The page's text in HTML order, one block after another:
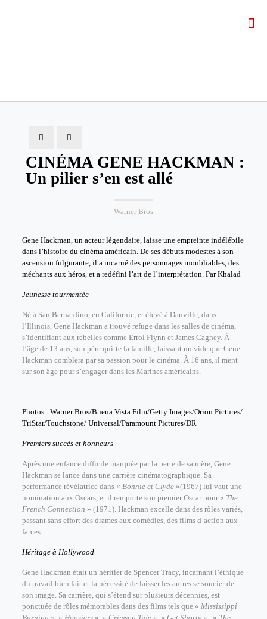
CINÉMA GENE HACKMAN :
Un pilier s’en est allé
Warner Bros
Gene Hackman, un acteur légendaire, laisse une empreinte indélébile
dans l’histoire du cinéma américain. De ses débuts modestes à son
ascension fulgurante, il a incarné des personnages inoubliables, des
méchants aux héros, et a redéfini l’art de l’interprétation. Par Khalad
Jeunesse tourmentée
Né à San Bernardino, en Californie, et élevé à Danville, dans
l’Illinois, Gene Hackman a trouvé refuge dans les salles de cinéma,
s’identifiant aux rebelles comme Errol Flynn et James Cagney. À
l’âge de 13 ans, son père quitte la famille, laissant un vide que Gene
Hackman comblera par sa passion pour le cinéma. À 16 ans, il ment
sur son âge pour s’engager dans les Marines américains.
Photos : Warner Bros/Buena Vista Film/Getty Images/Orion Pictures/
TriStar/Touchstone/ Universal/Paramount Pictures/DR
Premiers succès et honneurs
Après une enfance difficile marquée par la perte de sa mère, Gene
Hackman se lance dans une carrière cinématographique. Sa
performance révélatrice dans « Bonnie et Clyde »(1967) lui vaut une
nomination aux Oscars, et il remporte son premier Oscar pour « The
French Connection » (1971). Hackman excelle dans des rôles variés,
passant sans effort des drames aux comédies, des films d’action aux
farces.
Héritage à Hollywood
Gene Hackman était un héritier de Spencer Tracy, incarnant l’éthique
du travail bien fait et la nécessité de laisser les autres se soucier de
son image. Sa carrière, qui s’étend sur plusieurs décennies, est
ponctuée de rôles mémorables dans des films tels que « Mississippi